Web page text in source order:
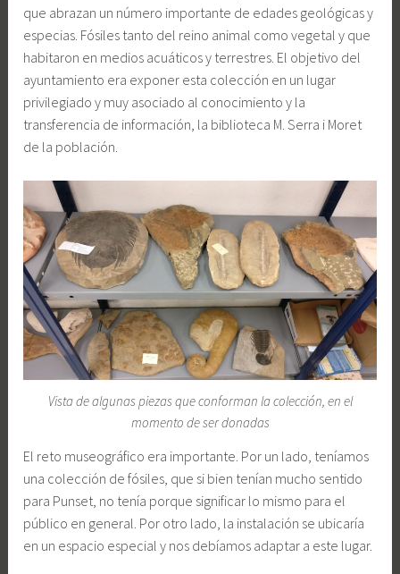
que abrazan un número importante de edades geológicas y
especias. Fósiles tanto del reino animal como vegetal y que
habitaron en medios acuáticos y terrestres. El objetivo del
ayuntamiento era exponer esta colección en un lugar
privilegiado y muy asociado al conocimiento y la
transferencia de información, la biblioteca M. Serra i Moret
de la población.
Vista de algunas piezas que conforman la colección, en el
momento de ser donadas
El reto museográfico era importante. Por un lado, teníamos
una colección de fósiles, que si bien tenían mucho sentido
para Punset, no tenía porque significar lo mismo para el
público en general. Por otro lado, la instalación se ubicaría
en un espacio especial y nos debíamos adaptar a este lugar.